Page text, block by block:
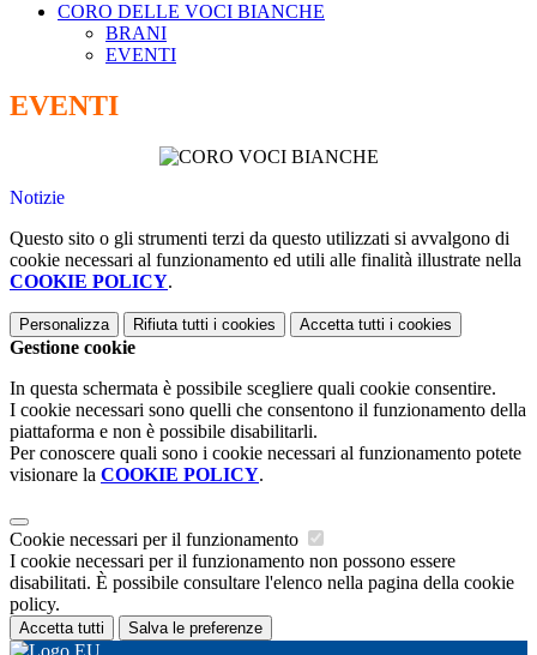
CORO DELLE VOCI BIANCHE
BRANI
EVENTI
EVENTI
Notizie
Questo sito o gli strumenti terzi da questo utilizzati si avvalgono di
cookie necessari al funzionamento ed utili alle finalità illustrate nella
COOKIE POLICY.
Personalizza Rifiuta tutti i cookies Accetta tutti i cookies
Gestione cookie
In questa schermata è possibile scegliere quali cookie consentire.
I cookie necessari sono quelli che consentono il funzionamento della
piattaforma e non è possibile disabilitarli.
Per conoscere quali sono i cookie necessari al funzionamento potete
visionare la COOKIE POLICY.
Cookie necessari per il funzionamento
I cookie necessari per il funzionamento non possono essere
disabilitati. È possibile consultare l'elenco nella pagina della cookie
policy.
Accetta tutti Salva le preferenze